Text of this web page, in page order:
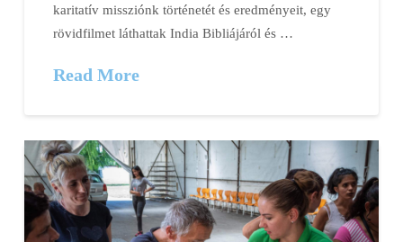
karitatív missziónk történetét és eredményeit, egy
rövidfilmet láthattak India Bibliájáról és …
Read More